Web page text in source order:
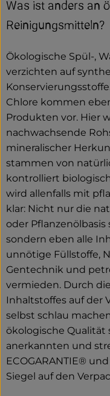
Neues vom Hof
Was ist anders an
Reinigungsmitteln?
Ökologische Spül-,
verzichten auf
Chlore kommen
Produkten vor. Hier
nachwachsende
mineralischer
stammen von
kontrolliert
wird allenfalls mit
klar: Nicht nur die
oder
sondern eben alle
unnötige Füllstoffe,
Gentechnik und
vermieden. Durch
Inhaltstoffes auf der
selbst schlau
ökologische Qualität
anerkannten und
ECOGARANTIE®
Siegel auf den